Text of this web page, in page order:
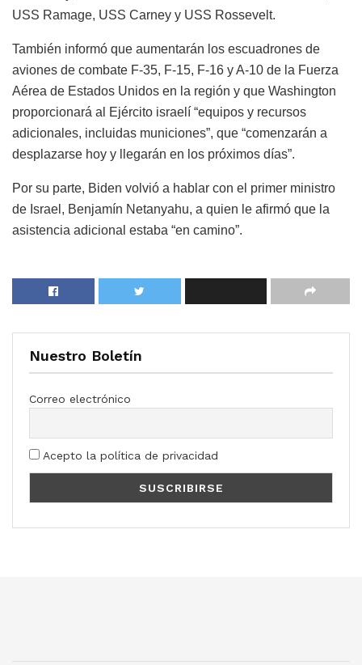
USS Ramage, USS Carney y USS Rossevelt.
También informó que aumentarán los escuadrones de
aviones de combate F-35, F-15, F-16 y A-10 de la Fuerza
Aérea de Estados Unidos en la región y que Washington
proporcionará al Ejército israelí “equipos y recursos
adicionales, incluidas municiones”, que “comenzarán a
desplazarse hoy y llegarán en los próximos días”.
Por su parte, Biden volvió a hablar con el primer ministro
de Israel, Benjamín Netanyahu, a quien le afirmó que la
asistencia adicional estaba “en camino”.
Nuestro Boletín
Correo electrónico
Acepto la política de privacidad